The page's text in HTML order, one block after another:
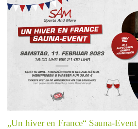
„Un hiver en France“ Sauna-Event